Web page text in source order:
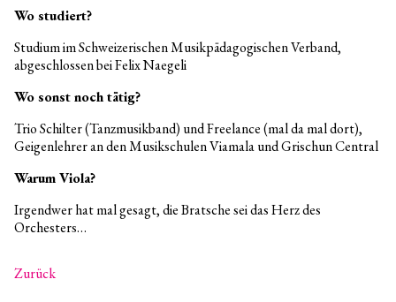
Wo studiert?
Studium im Schweizerischen Musikpädagogischen Verband,
abgeschlossen bei Felix Naegeli
Wo sonst noch tätig?
Trio Schilter (Tanzmusikband) und Freelance (mal da mal dort),
Geigenlehrer an den Musikschulen Viamala und Grischun Central
Warum Viola?
Irgendwer hat mal gesagt, die Bratsche sei das Herz des
Orchesters…
Zurück